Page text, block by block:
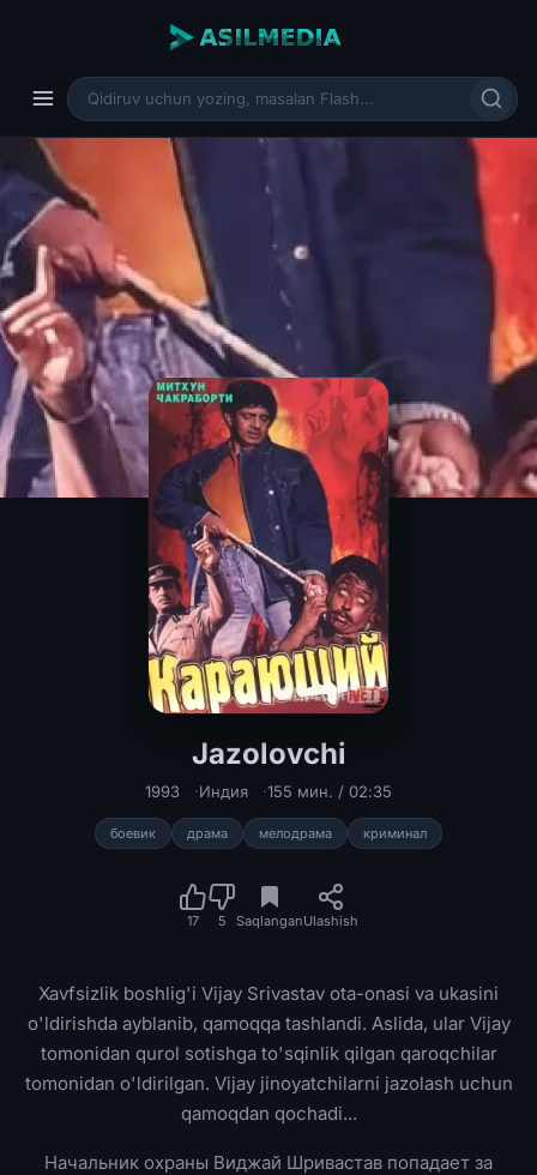
Jazolovchi
Jazolovchi Hind kinosi Uzbek tilida
1993 Индия 155 мин. / 02:35
боевик драма мелодрама криминал
17 5 SaqlanganUlashish
Xavfsizlik boshlig'i Vijay Srivastav ota-onasi va ukasini
o'ldirishda ayblanib, qamoqqa tashlandi. Aslida, ular Vijay
tomonidan qurol sotishga to'sqinlik qilgan qaroqchilar
tomonidan o'ldirilgan. Vijay jinoyatchilarni jazolash uchun
qamoqdan qochadi...
Начальник охраны Виджай Шривастав попадает за